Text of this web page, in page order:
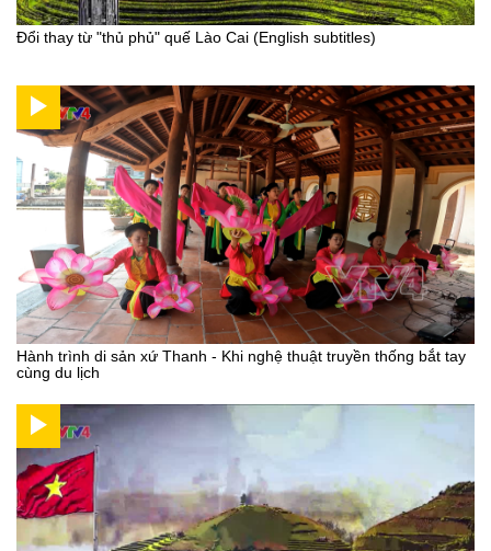
Đổi thay từ "thủ phủ" quế Lào Cai (English subtitles)
Hành trình di sản xứ Thanh - Khi nghệ thuật truyền thống bắt tay
cùng du lịch